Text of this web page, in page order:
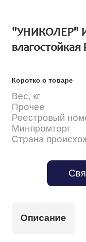
"УНИКОЛЕР"
Коротко о товаре
Вес, кг
Прочее
Реестровый
Минпромторг
Страна
Описание